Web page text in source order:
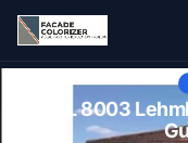
Zum Hauptinhalt
RAL 8003